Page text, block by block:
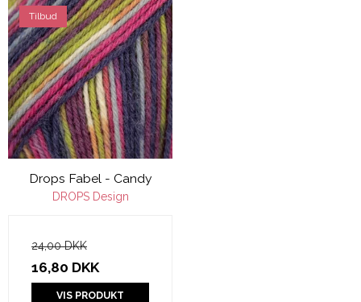
Tilbud
Drops Fabel - Candy
DROPS Design
24,00 DKK
16,80 DKK
VIS PRODUKT